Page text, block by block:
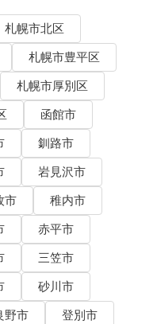
札幌市北区
札幌市豊平区
札幌市厚別区
函館市
釧路市
岩見沢市
市
稚内市
赤平市
三笠市
砂川市
野市
登別市